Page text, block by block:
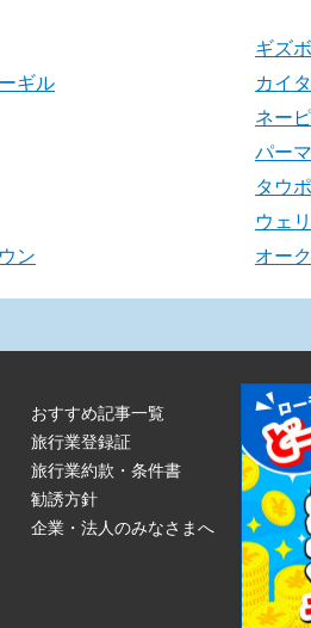
ギズ
ギル
カイ
ネー
パー
タウポ
ウェ
ン オー
おすすめ記事一覧
旅行業登録証
旅行業約款・条件書
勧誘方針
企業・法人のみなさまへ